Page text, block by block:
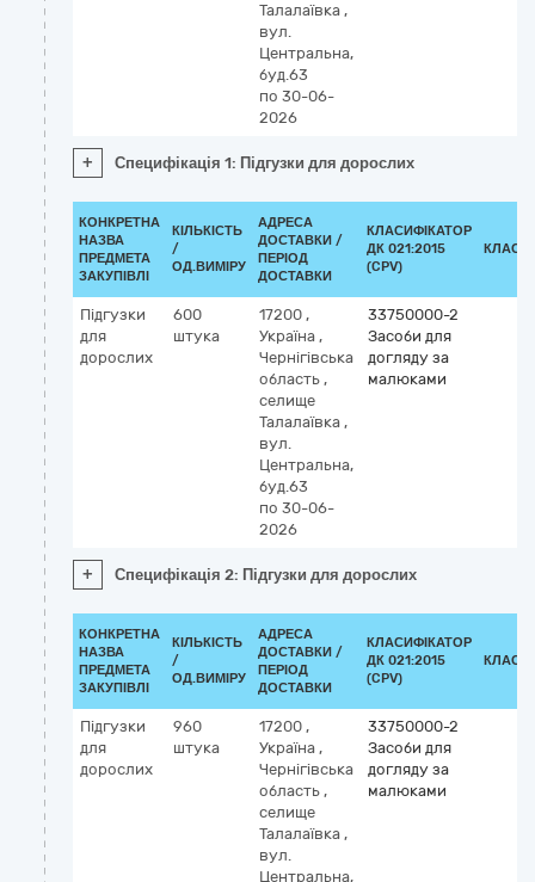
Талалаївка ,
вул.
Центральна,
буд.63
по 30-06-
2026
+ Специфікація 1: Підгузки для дорослих
КОНКРЕТНА
НАЗВА
ПРЕДМЕТА
ЗАКУПІВЛІ
КІЛЬКІСТЬ
/
ОД.ВИМІРУ
АДРЕСА
ДОСТАВКИ /
ПЕРІОД
ДОСТАВКИ
КЛАСИФІКАТОР
ДК 021:2015
(CPV)
Підгузки
для
дорослих
600
штука
17200 ,
Україна ,
Чернігівська
область ,
селище
Талалаївка ,
вул.
Центральна,
буд.63
по 30-06-
2026
33750000-2
Засоби для
догляду за
малюками
+ Специфікація 2: Підгузки для дорослих
КОНКРЕТНА
НАЗВА
ПРЕДМЕТА
ЗАКУПІВЛІ
КІЛЬКІСТЬ
/
ОД.ВИМІРУ
АДРЕСА
ДОСТАВКИ /
ПЕРІОД
ДОСТАВКИ
КЛАСИФІКАТОР
ДК 021:2015
(CPV)
Підгузки
для
дорослих
960
штука
17200 ,
Україна ,
Чернігівська
область ,
селище
Талалаївка ,
вул.
Центральна,
33750000-2
Засоби для
догляду за
малюками